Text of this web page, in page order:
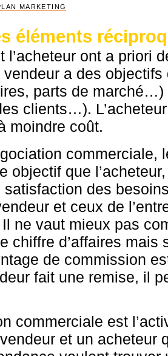
MARKETING
éléments
l’acheteur ont a priori
vendeur a des objectifs
parts de
clients…).
moindre coût.
commerciale,
objectif que
satisfaction des
et ceux de
ne vaut mieux pas
chiffre d’affaires mais
de commission
fait une remise, il
commerciale est
et un acheteur